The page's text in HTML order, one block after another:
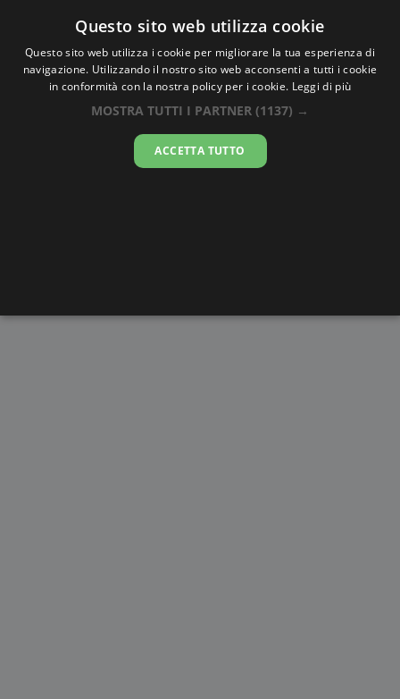
Oraesatta.co
Ora EsattaRabaul
13:14:24
Questo sito web utilizza cookie
Questo sito web utilizza i cookie per migliorare la tua esperienza di
navigazione. Utilizzando il nostro sito web acconsenti a tutti i cookie
in conformità con la nostra policy per i cookie. Leggi di più
MOSTRA TUTTI I PARTNER (1137) →
ACCETTA TUTTO